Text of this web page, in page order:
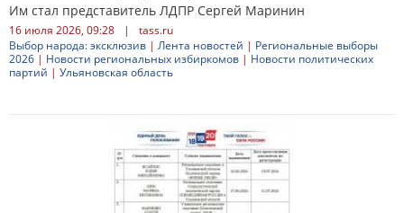
Им стал представитель ЛДПР Сергей Маринин
16 июля 2026, 09:28 |
tass.ru
Выбор народа: эксклюзив | Лента новостей | Региональные выборы
2026 | Новости региональных избиркомов | Новости политических
партий | Ульяновская область